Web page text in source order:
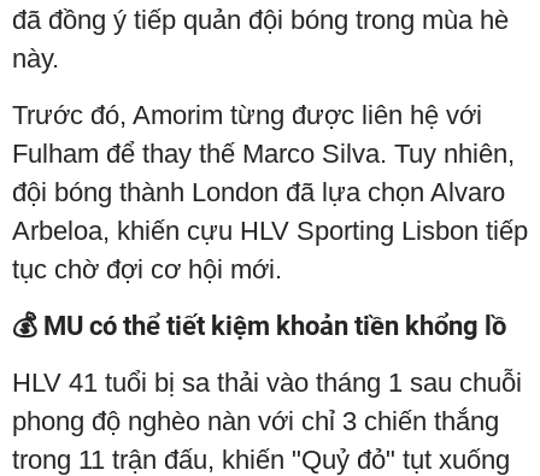
đã đồng ý tiếp quản đội bóng trong mùa hè
này.
Trước đó, Amorim từng được liên hệ với
Fulham để thay thế Marco Silva. Tuy nhiên,
đội bóng thành London đã lựa chọn Alvaro
Arbeloa, khiến cựu HLV Sporting Lisbon tiếp
tục chờ đợi cơ hội mới.
💰 MU có thể tiết kiệm khoản tiền khổng lồ
HLV 41 tuổi bị sa thải vào tháng 1 sau chuỗi
phong độ nghèo nàn với chỉ 3 chiến thắng
trong 11 trận đấu, khiến "Quỷ đỏ" tụt xuống